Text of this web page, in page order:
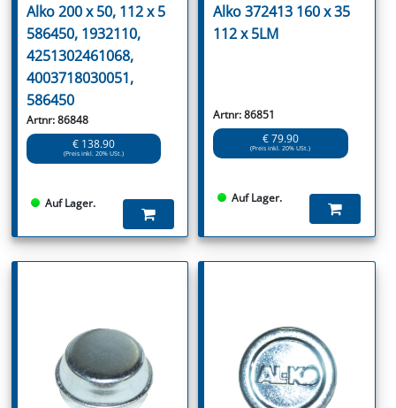
Alko 200 x 50, 112 x 5
586450, 1932110,
4251302461068,
4003718030051,
586450
Artnr: 86848
€ 138.90
(Preis inkl. 20% USt.)
Auf Lager.
Alko 372413 160 x 35
112 x 5LM
Artnr: 86851
€ 79.90
(Preis inkl. 20% USt.)
Auf Lager.